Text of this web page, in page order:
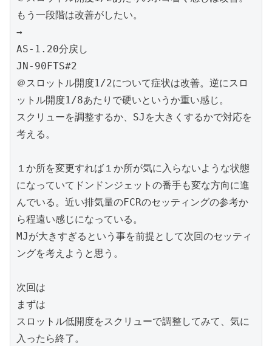
もう一段階は改善がしたい。
→
AS-1.20分戻し
JN-90FTS#2
＠スロットル開度1/2について症状は改善。逆にスロ
ットル開度1/8あたりで硬いというか重い感じ。
スクリューを調整するか、SJを大きくするかで対応を
考える。
１か所を変更すれば１か所が気に入らないような状態
になっていてドンドンジェットの番手も変な方向に進
んでいる。近い排気量のFCRのセッティングの参考か
ら程遠い感じになっている。
MJが大きすぎるという事を前提として次回のセッティ
ングを考えようと思う。
次回は
まずは
スロットル低開度をスクリューで調整してみて、気に
入ったら終了。